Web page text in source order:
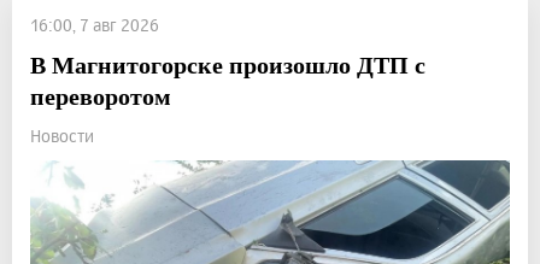
16:00, 7 авг 2026
В Магнитогорске произошло ДТП с
переворотом
Новости